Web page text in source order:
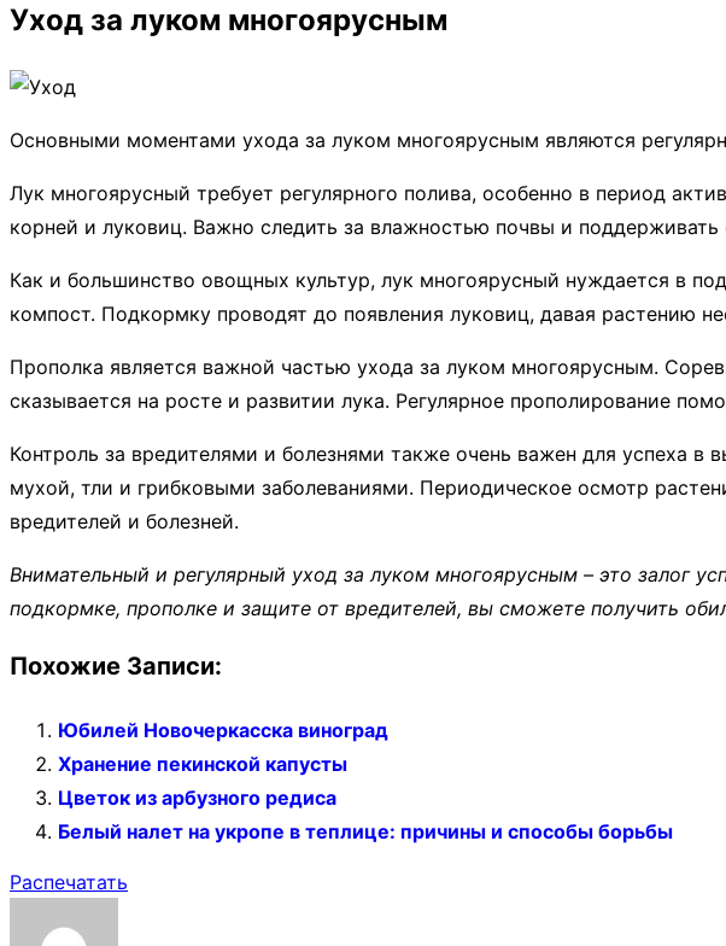
Уход за луком многоярусным
Основными моментами ухода за луком многоярусным являются
Лук многоярусный требует регулярного полива, особенно в период
корней и луковиц. Важно следить за влажностью почвы и поддерживать
Как и большинство овощных культур, лук многоярусный нуждается в
компост. Подкормку проводят до появления луковиц, давая растению
Прополка является важной частью ухода за луком многоярусным.
сказывается на росте и развитии лука. Регулярное прополирование
Контроль за вредителями и болезнями также очень важен для успеха
мухой, тли и грибковыми заболеваниями. Периодическое осмотр
вредителей и болезней.
Внимательный и регулярный уход за луком многоярусным – это залог
подкормке, прополке и защите от вредителей, вы сможете получить
Похожие Записи:
Юбилей Новочеркасска виноград
Хранение пекинской капусты
Цветок из арбузного редиса
Белый налет на укропе в теплице: причины и способы борьбы
Распечатать